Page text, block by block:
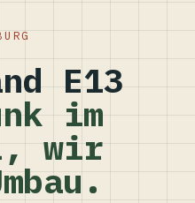
E13
im
wir